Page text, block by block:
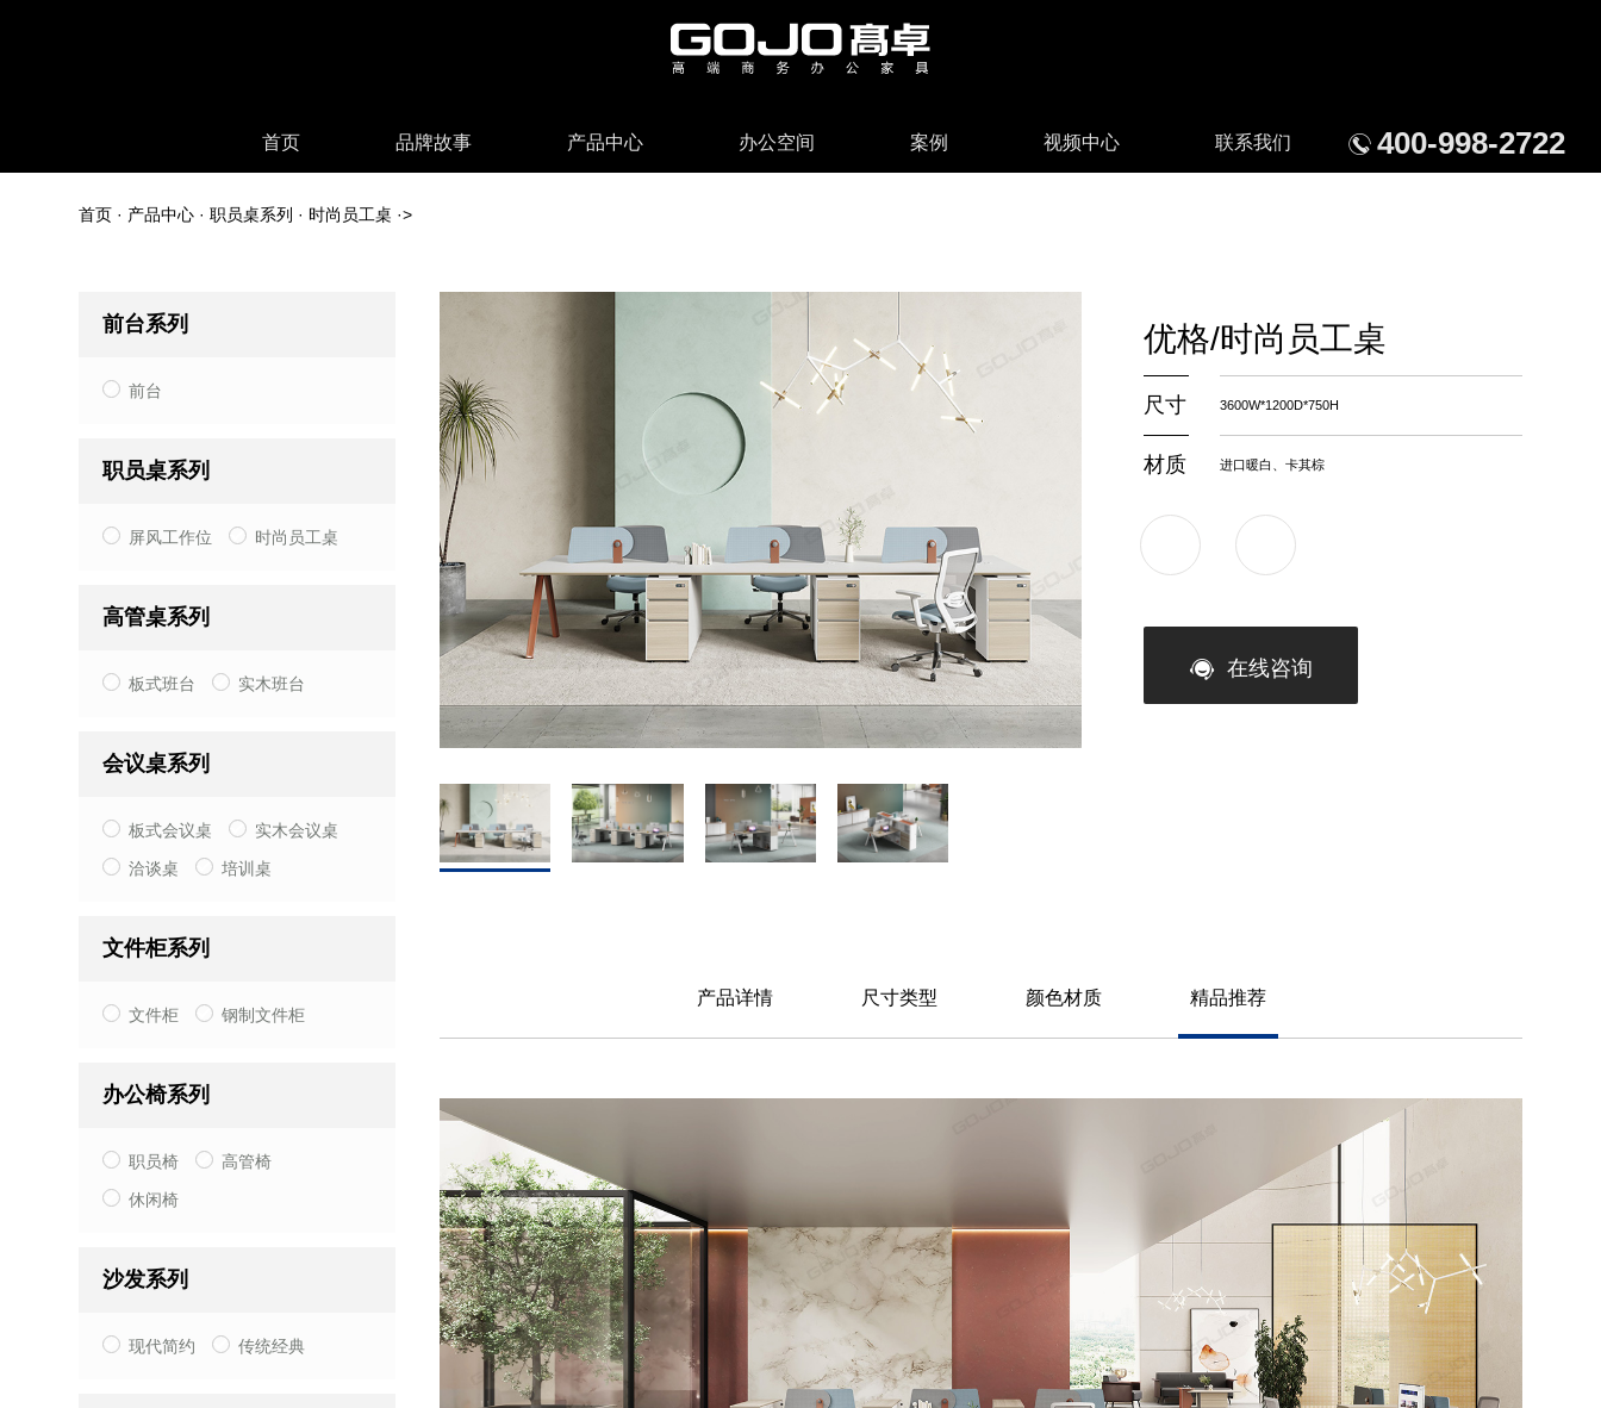
首页 品牌故事 产品中心
前台系列 职员桌系列
办公空间 案例 视频中心 联系我们 400-998-2722
首页· 产品中心· 职员桌系列 · 时尚员工桌 ·>
前台系列
前台
职员桌系列
屏风工作位 时尚员工桌
高管桌系列
板式班台 实木班台
会议桌系列
板式会议桌
实木会议桌
洽谈桌
培训桌
文件柜系列
文件柜 钢制文件柜
办公椅系列
职员椅
高管椅
休闲椅
沙发系列
现代简约 传统经典
优格/时尚员工桌
尺寸 3600W*1200D*750H
材质 进口暖白、卡其棕
在线咨询
产品详情 尺寸类型 颜色材质 精品推荐